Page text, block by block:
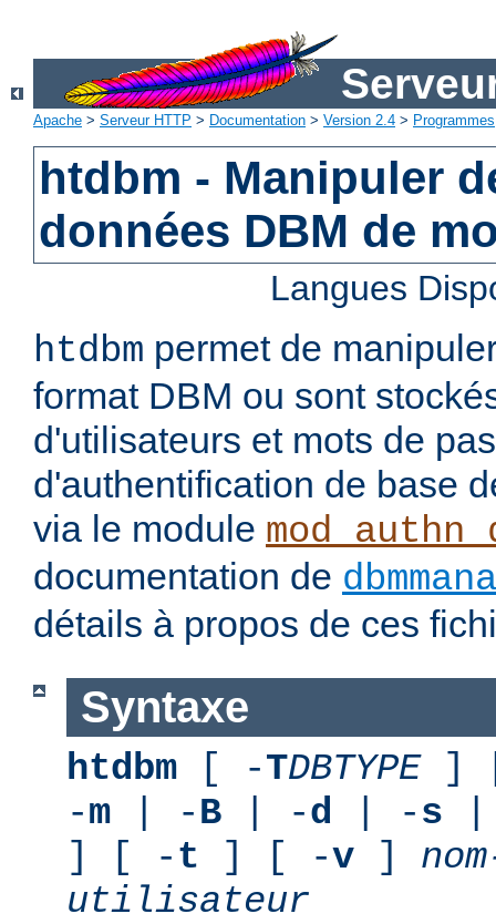
Apache > Serveur HTTP > Documentation > Version 2.4 > Programmes
htdbm - Manipuler
données DBM de
Langues
htdbm permet de
format DBM ou sont
d'utilisateurs et mots de
d'authentification de base
via le module
documentation de
détails à propos de ces
Syntaxe
htdbm [ -TDBTYPE]
-m | -B | -d | -s
] [ -t ] [ -v ]
utilisateur